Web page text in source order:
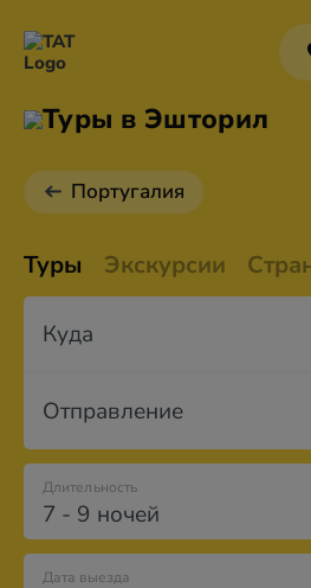
Туры в Эшторил
Португалия
Туры Экскурсии
Куда
Отправление
7 - 9 ночей
Длительность
Дата выезда